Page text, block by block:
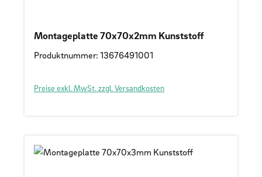
Montageplatte 70x70x2mm Kunststoff
Produktnummer: 13676491001
Preise exkl. MwSt. zzgl. Versandkosten